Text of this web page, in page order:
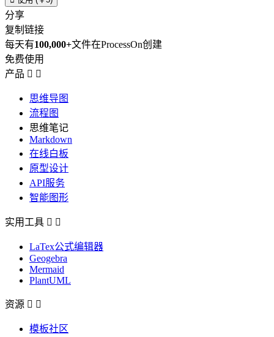
分享
复制链接
每天有100,000+文件在ProcessOn创建
免费使用
产品  
思维导图
流程图
思维笔记
Markdown
在线白板
原型设计
API服务
智能图形
实用工具  
LaTex公式编辑器
Geogebra
Mermaid
PlantUML
资源  
模板社区